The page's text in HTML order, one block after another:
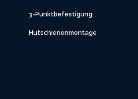
3-Punktbefestigung
Hutschienenmontage